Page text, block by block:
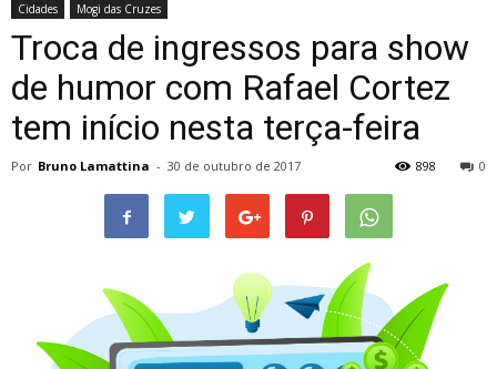
Cidades Mogi das Cruzes
Troca de ingressos para show
de humor com Rafael Cortez
tem início nesta terça-feira
Por Bruno Lamattina - 30 de outubro de 2017 0
898